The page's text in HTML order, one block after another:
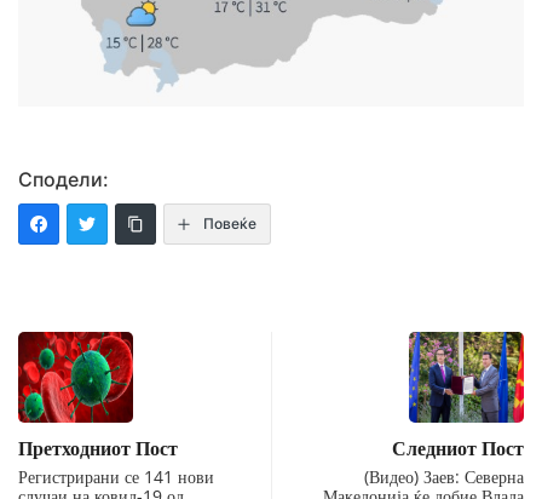
Сподели:
Повеќе
Претходниот Пост
Регистрирани се 141 нови
Следниот Пост
(Видео) Заев: Северна